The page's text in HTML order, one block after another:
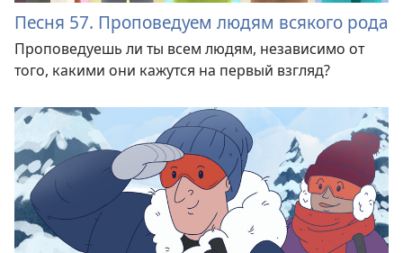
Песня 57. Проповедуем людям всякого рода
Проповедуешь ли ты всем людям, независимо от
того, какими они кажутся на первый взгляд?